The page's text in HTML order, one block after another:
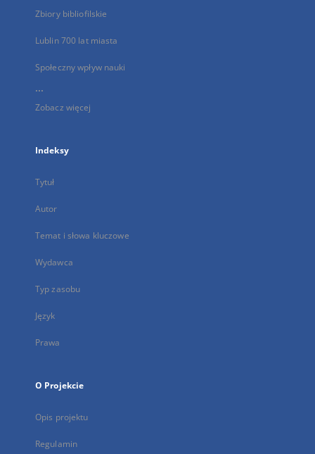
Zbiory bibliofilskie
Lublin 700 lat miasta
Społeczny wpływ nauki
...
Zobacz więcej
Indeksy
Tytuł
Autor
Temat i słowa kluczowe
Wydawca
Typ zasobu
Język
Prawa
O Projekcie
Opis projektu
Regulamin